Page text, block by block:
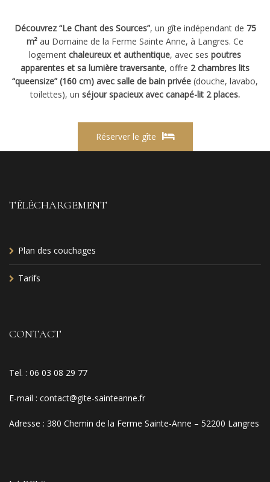
Découvrez “Le Chant des Sources”, un gîte indépendant de 75
m² au Domaine de la Ferme Sainte Anne, à Langres. Ce
logement chaleureux et authentique, avec ses poutres
apparentes et sa lumière traversante, offre 2 chambres lits
“queensize” (160 cm) avec salle de bain privée (douche, lavabo,
toilettes), un séjour spacieux avec canapé-lit 2 places.
Réserver le gîte
TÉLÉCHARGEMENT
Plan des couchages
Tarifs
CONTACT
Tel. : 06 03 08 29 77
E-mail : contact@gite-sainteanne.fr
Adresse : 380 Chemin de la Ferme Sainte-Anne – 52200 Langres